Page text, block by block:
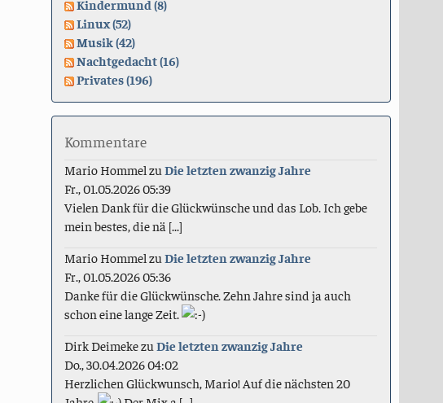
Kindermund (8)
Linux (52)
Musik (42)
Nachtgedacht (16)
Privates (196)
Kommentare
Mario Hommel zuDie letzten zwanzig Jahre
Fr., 01.05.2026 05:39
Vielen Dank für die Glückwünsche und das Lob. Ich gebe
mein bestes, die nä [...]
Mario Hommel zuDie letzten zwanzig Jahre
Fr., 01.05.2026 05:36
Danke für die Glückwünsche. Zehn Jahre sind ja auch
schon eine lange Zeit.
Dirk DeimekezuDie letzten zwanzig Jahre
Do., 30.04.2026 04:02
Herzlichen Glückwunsch, Mario! Auf die nächsten 20